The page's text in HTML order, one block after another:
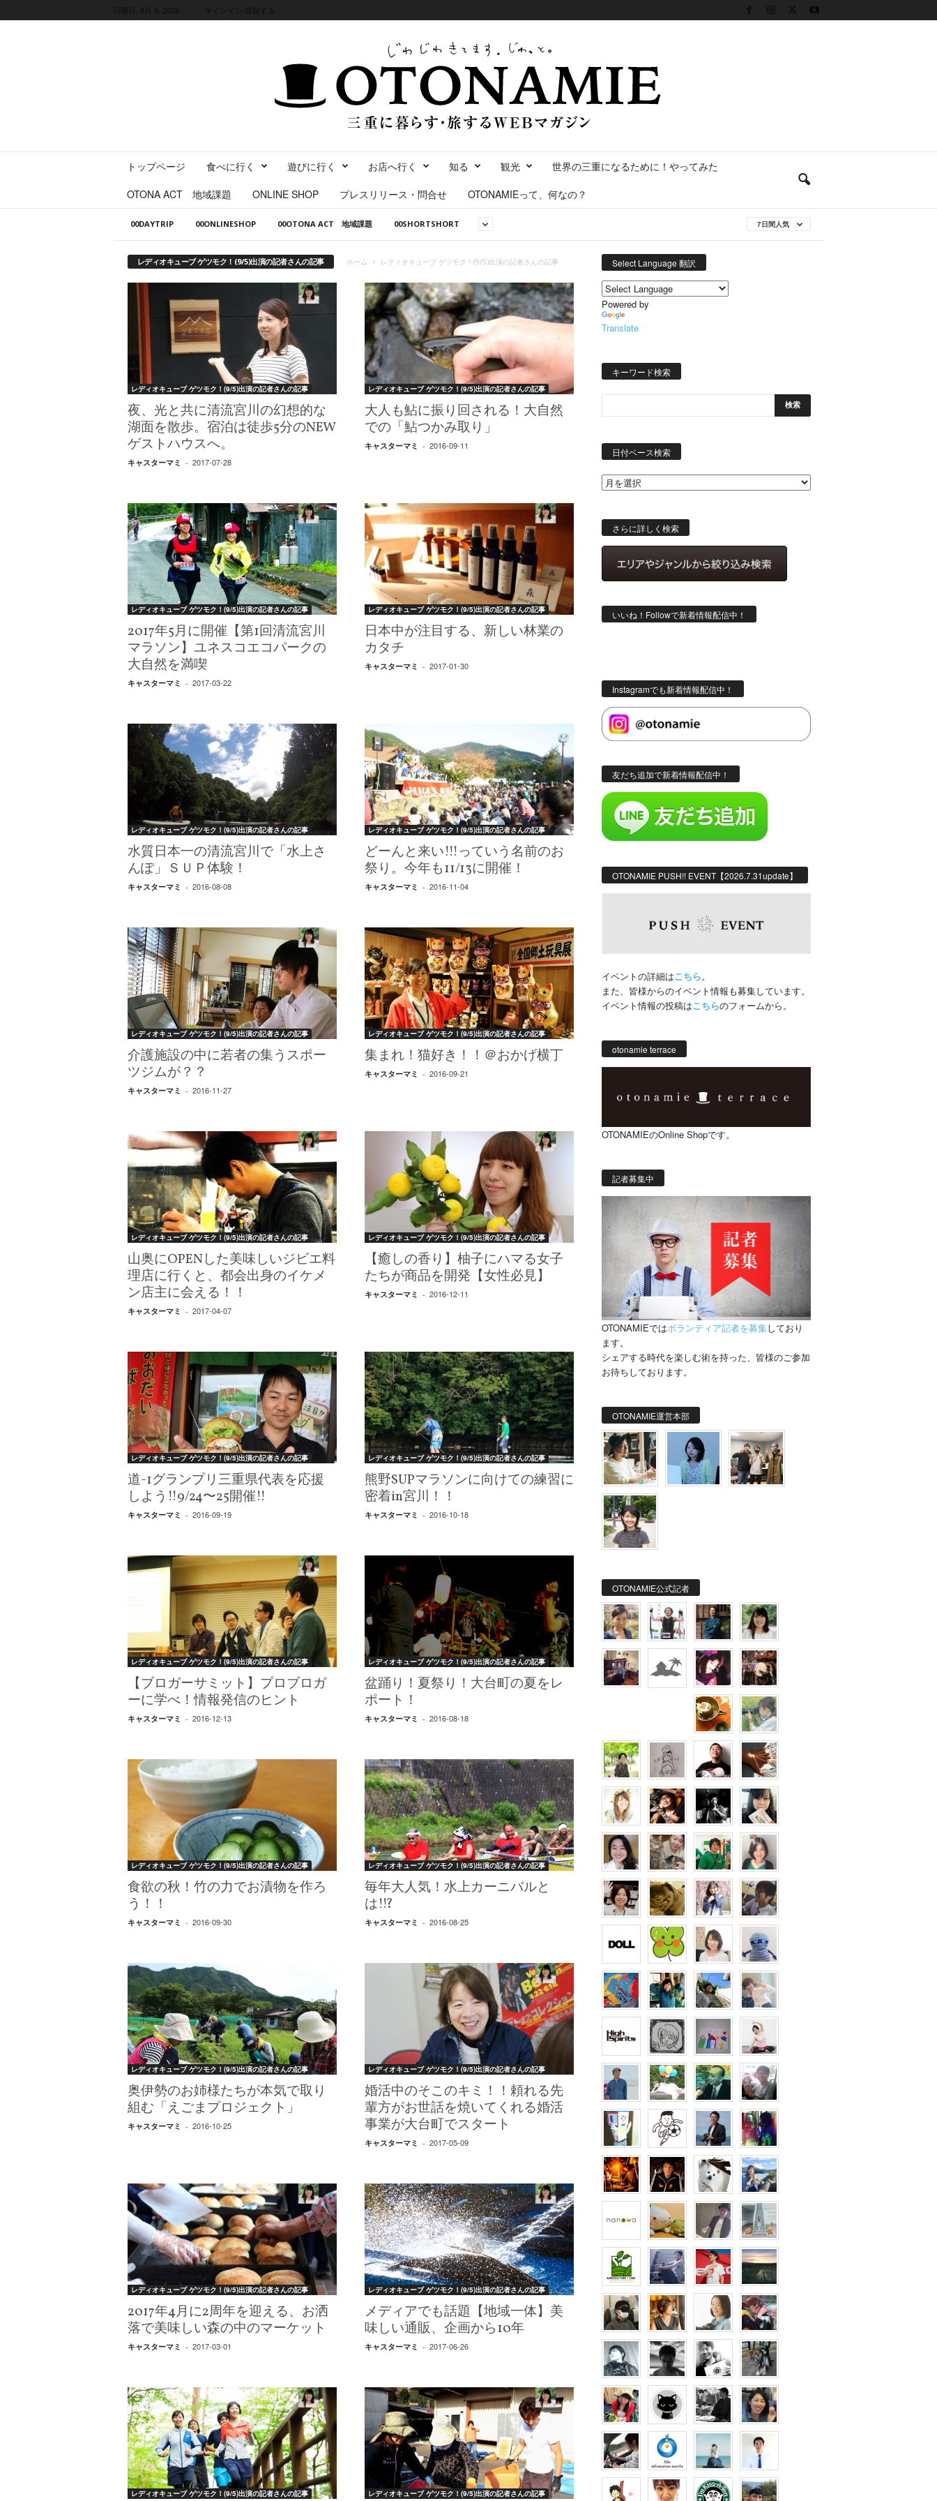
トップページ 食べに行く 遊びに行く お店へ行く 知る 観光
世界の三重になるために！やってみた
OTONA ACT 地域課題
ONLINE SHOP プレスリリース・問合せ OTONAMIEって、何なの？
00DAYTRIP 00ONLINESHOP 00OTONA ACT 地域課題 00SHORTSHORT 7日間人気
レディオキューブ ゲツモク！(9/5)出演の記者さんの記事 ホーム レディオキューブ ゲツモク！(9/5)出演の記者さんの記事
レディオキューブ ゲツモク！(9/5)出演の記者さんの記事
夜、光と共に清流宮川の幻想的な
湖面を散歩。宿泊は徒歩5分のNEW
ゲストハウスへ。
キャスターマミ - 2017-07-28
レディオキューブ ゲツモク！(9/5)出演の記者さんの記事
大人も鮎に振り回される！大自然
での「鮎つかみ取り」
キャスターマミ - 2016-09-11
レディオキューブ ゲツモク！(9/5)出演の記者さんの記事
2017年5月に開催【第1回清流宮川
マラソン】ユネスコエコパークの
大自然を満喫
キャスターマミ - 2017-03-22
レディオキューブ ゲツモク！(9/5)出演の記者さんの記事
日本中が注目する、新しい林業の
カタチ
キャスターマミ - 2017-01-30
レディオキューブ ゲツモク！(9/5)出演の記者さんの記事
水質日本一の清流宮川で「水上さ
んぽ」ＳＵＰ体験！
キャスターマミ - 2016-08-08
レディオキューブ ゲツモク！(9/5)出演の記者さんの記事
どーんと来い!!!っていう名前のお
祭り。今年も11/13に開催！
キャスターマミ - 2016-11-04
レディオキューブ ゲツモク！(9/5)出演の記者さんの記事
介護施設の中に若者の集うスポー
ツジムが？？
キャスターマミ - 2016-11-27
レディオキューブ ゲツモク！(9/5)出演の記者さんの記事
集まれ！猫好き！！＠おかげ横丁
キャスターマミ - 2016-09-21
レディオキューブ ゲツモク！(9/5)出演の記者さんの記事
山奥にOPENした美味しいジビエ料
理店に行くと、都会出身のイケメ
ン店主に会える！！
キャスターマミ - 2017-04-07
レディオキューブ ゲツモク！(9/5)出演の記者さんの記事
【癒しの香り】柚子にハマる女子
たちが商品を開発【女性必見】
キャスターマミ - 2016-12-11
レディオキューブ ゲツモク！(9/5)出演の記者さんの記事
道-1グランプリ三重県代表を応援
しよう!!9/24〜25開催!!
キャスターマミ - 2016-09-19
レディオキューブ ゲツモク！(9/5)出演の記者さんの記事
熊野SUPマラソンに向けての練習に
密着in宮川！！
キャスターマミ - 2016-10-18
レディオキューブ ゲツモク！(9/5)出演の記者さんの記事
【ブロガーサミット】プロブロガ
ーに学べ！情報発信のヒント
キャスターマミ - 2016-12-13
レディオキューブ ゲツモク！(9/5)出演の記者さんの記事
盆踊り！夏祭り！大台町の夏をレ
ポート！
キャスターマミ - 2016-08-18
レディオキューブ ゲツモク！(9/5)出演の記者さんの記事
食欲の秋！竹の力でお漬物を作ろ
う！！
キャスターマミ - 2016-09-30
レディオキューブ ゲツモク！(9/5)出演の記者さんの記事
毎年大人気！水上カーニバルと
は!!?
キャスターマミ - 2016-08-25
レディオキューブ ゲツモク！(9/5)出演の記者さんの記事
奥伊勢のお姉様たちが本気で取り
組む「えごまプロジェクト」
キャスターマミ - 2016-10-25
レディオキューブ ゲツモク！(9/5)出演の記者さんの記事
婚活中のそこのキミ！！頼れる先
輩方がお世話を焼いてくれる婚活
事業が大台町でスタート
キャスターマミ - 2017-05-09
レディオキューブ ゲツモク！(9/5)出演の記者さんの記事
2017年4月に2周年を迎える、お洒
落で美味しい森の中のマーケット
キャスターマミ - 2017-03-01
レディオキューブ ゲツモク！(9/5)出演の記者さんの記事
メディアでも話題【地域一体】美
味しい通販、企画から10年
キャスターマミ - 2017-06-26
レディオキューブ ゲツモク！(9/5)出演の記者さんの記事 レディオキューブ ゲツモク！(9/5)出演の記者さんの記事
Select Language 翻訳
Powered by
Translate
キーワード検索
日付ベース検索
索
さらに詳しく検索
いいね！Followで新着情報配信中！
Instagramでも新着情報配信中！
友だち追加で新着情報配信中！
OTONAMIE PUSH!! EVENT【2026.7.31update】
イベントの詳細はこちら。
また、皆様からのイベント情報も募集しています。
イベント情報の投稿はこちらのフォームから。
otonamie terrace
OTONAMIEのOnline Shopです。
記者募集中
OTONAMIEではボランティア記者を募集しており
ます。
シェアする時代を楽しむ術を持った、皆様のご参加
お待ちしております。
OTONAMIE運営本部
OTONAMIE公式記者